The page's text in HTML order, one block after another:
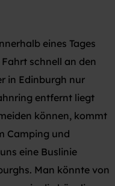
eines Tages
schnell an den
in Edinburgh nur
entfernt liegt
können, kommt
Camping und
eine Buslinie
Man könnte von